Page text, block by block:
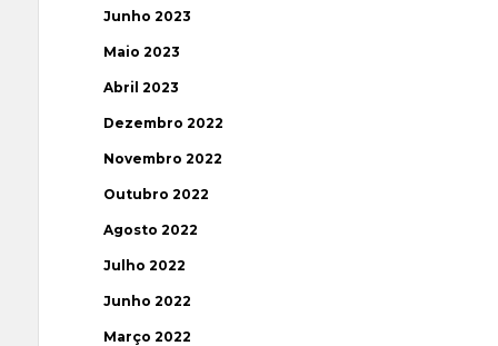
Junho 2023
Maio 2023
Abril 2023
Dezembro 2022
Novembro 2022
Outubro 2022
Agosto 2022
Julho 2022
Junho 2022
Março 2022